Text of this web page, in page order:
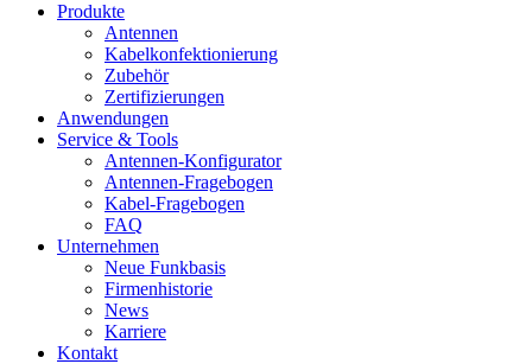
Produkte
Antennen
Kabelkonfektionierung
Zubehör
Zertifizierungen
Anwendungen
Service & Tools
Antennen-Konfigurator
Antennen-Fragebogen
Kabel-Fragebogen
FAQ
Unternehmen
Neue Funkbasis
Firmenhistorie
News
Karriere
Kontakt